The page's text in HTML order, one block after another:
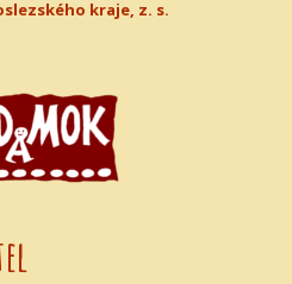
kraje, z. s.